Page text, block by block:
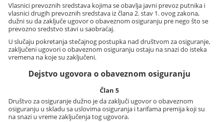
Vlasnici prevoznih sredstava kojima se obavlja javni prevoz putnika i
vlasnici drugih prevoznih sredstava iz člana 2. stav 1. ovog zakona,
dužni su da zaključe ugovor o obaveznom osiguranju pre nego što se
prevozno sredstvo stavi u saobraćaj.
U slučaju pokretanja stečajnog postupka nad društvom za osiguranje,
zaključeni ugovori o obaveznom osiguranju ostaju na snazi do isteka
vremena na koje su zaključeni.
Dejstvo ugovora o obaveznom osiguranju
Član 5
Društvo za osiguranje dužno je da zaključi ugovor o obaveznom
osiguranju u skladu sa uslovima osiguranja i tarifama premija koji su
na snazi u vreme zaključenja tog ugovora.